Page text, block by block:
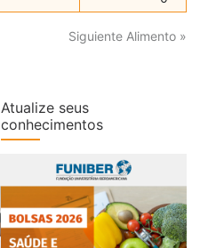
Siguiente Alimento »
Atualize seus
conhecimentos